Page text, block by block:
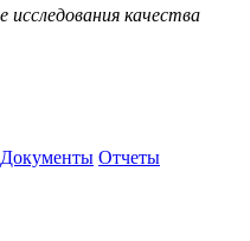
качества
Документы Отчеты